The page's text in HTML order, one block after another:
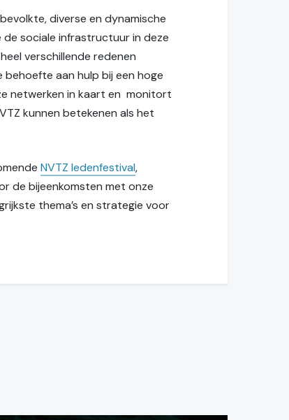
diverse en dynamische
sociale infrastructuur in deze
verschillende redenen
aan hulp bij een hoge
netwerken in kaart en monitort
kunnen betekenen als het
NVTZ ledenfestival,
de bijeenkomsten met onze
thema’s en strategie voor